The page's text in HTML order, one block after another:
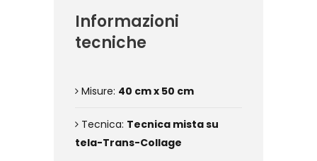
Informazioni
tecniche
Misure: 40 cm x 50 cm
Tecnica: Tecnica mista su
tela-Trans-Collage